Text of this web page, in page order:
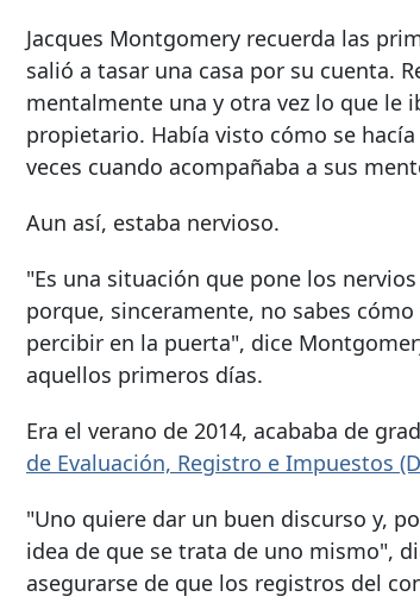
Jacques Montgomery recuerda las
salió a tasar una casa por su cuenta.
mentalmente una y otra vez lo que le
propietario. Había visto cómo se
veces cuando acompañaba a sus
Aun así, estaba nervioso.
"Es una situación que pone los
porque, sinceramente, no sabes cómo
percibir en la puerta", dice
aquellos primeros días.
Era el verano de 2014, acababa de
de Evaluación, Registro e Impuestos
"Uno quiere dar un buen discurso y,
idea de que se trata de uno mismo",
asegurarse de que los registros del